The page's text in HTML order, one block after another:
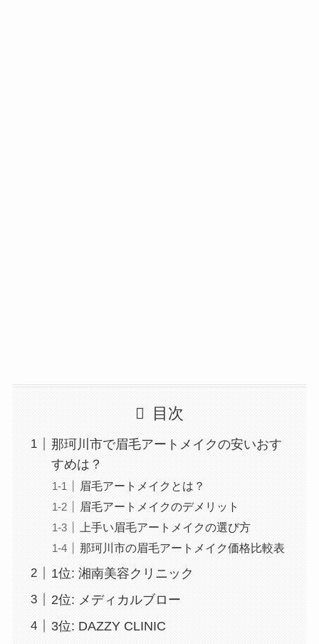
目次
那珂川市で眉毛アートメイクの安いおす
すめは？
眉毛アートメイクとは？
眉毛アートメイクのデメリット
上手い眉毛アートメイクの選び方
那珂川市の眉毛アートメイク価格比較表
1位: 湘南美容クリニック
2位: メディカルブロー
3位: DAZZY CLINIC